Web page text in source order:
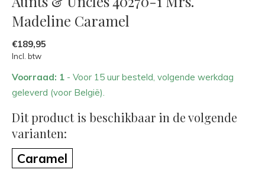
Madeline Caramel
€189,95
Incl. btw
Voorraad: 1 - Voor 15 uur besteld, volgende werkdag
geleverd (voor België).
Dit product is beschikbaar in de volgende
varianten:
Caramel